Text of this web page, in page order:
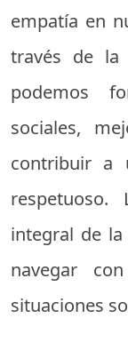
empatía en
través de la
podemos
sociales,
contribuir a
integral de
navegar
situaciones